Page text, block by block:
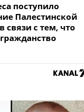
поступило
Палестинской
связи с тем, что